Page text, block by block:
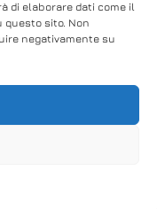
di elaborare dati come il
questo sito. Non
negativamente su
02841141217
OF FUN